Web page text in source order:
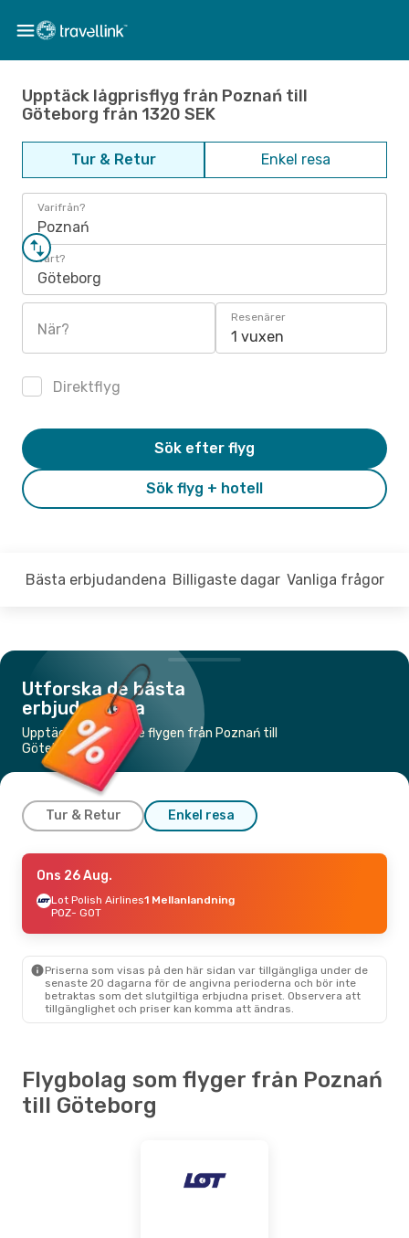
Upptäck lågprisflyg från Poznań till
Göteborg från 1320 SEK
Tur & Retur Enkel resa
Varifrån?
Poznań
Vart?
Göteborg
När?
Resenärer
1 vuxen
Direktflyg
Sök flyg + hotell
Sök efter flyg
Bästa erbjudandena Billigaste dagar Vanliga frågor
Utforska de bästa
erbjudandena
Upptäck de billigaste flygen från Poznań till
Göteborg
Tur & Retur Enkel resa
Ons 26 Aug.
Lufthansa
1 Mellanlandning
Lufthansa
GOT
Ons 26 Aug.
Lot Polish Airlines1 Mellanlandning
POZ- GOT
Priserna som visas på den här sidan var tillgängliga under de
senaste 20 dagarna för de angivna perioderna och bör inte
betraktas som det slutgiltiga erbjudna priset. Observera att
tillgänglighet och priser kan komma att ändras.
Flygbolag som flyger från Poznań
till Göteborg